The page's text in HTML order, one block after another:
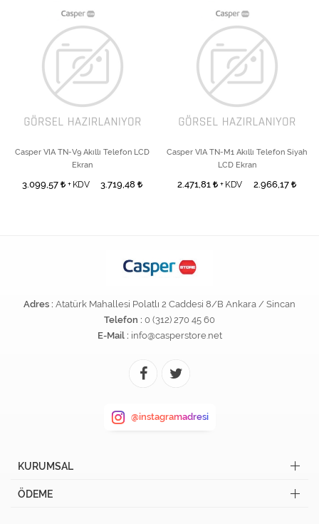
Casper VIA TN-V9 Akıllı Telefon LCD
Ekran
3.099,57 + KDV 3.719,48
Casper VIA TN-M1 Akıllı Telefon Siyah
LCD Ekran
2.471,81 + KDV 2.966,17
Adres : Atatürk Mahallesi Polatlı 2 Caddesi 8/B Ankara / Sincan
Telefon : 0 (312) 270 45 60
E-Mail : info@casperstore.net
@instagramadresi
KURUMSAL
ÖDEME